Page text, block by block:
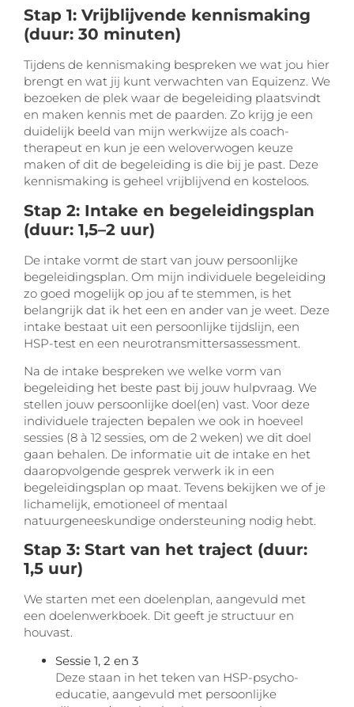
Stap 1: Vrijblijvende kennismaking
(duur: 30 minuten)
Tijdens de kennismaking bespreken we wat jou hier
brengt en wat jij kunt verwachten van Equizenz. We
bezoeken de plek waar de begeleiding plaatsvindt
en maken kennis met de paarden. Zo krijg je een
duidelijk beeld van mijn werkwijze als coach-
therapeut en kun je een weloverwogen keuze
maken of dit de begeleiding is die bij je past. Deze
kennismaking is geheel vrijblijvend en kosteloos.
Stap 2: Intake en begeleidingsplan
(duur: 1,5–2 uur)
De intake vormt de start van jouw persoonlijke
begeleidingsplan. Om mijn individuele begeleiding
zo goed mogelijk op jou af te stemmen, is het
belangrijk dat ik het een en ander van je weet. Deze
intake bestaat uit een persoonlijke tijdslijn, een
HSP-test en een neurotransmittersassessment.
Na de intake bespreken we welke vorm van
begeleiding het beste past bij jouw hulpvraag. We
stellen jouw persoonlijke doel(en) vast. Voor deze
individuele trajecten bepalen we ook in hoeveel
sessies (8 à 12 sessies, om de 2 weken) we dit doel
gaan behalen. De informatie uit de intake en het
daaropvolgende gesprek verwerk ik in een
begeleidingsplan op maat. Tevens bekijken we of je
lichamelijk, emotioneel of mentaal
natuurgeneeskundige ondersteuning nodig hebt.
Stap 3: Start van het traject (duur:
1,5 uur)
We starten met een doelenplan, aangevuld met
een doelenwerkboek. Dit geeft je structuur en
houvast.
Sessie 1, 2 en 3
Deze staan in het teken van HSP-psycho-
educatie, aangevuld met persoonlijke